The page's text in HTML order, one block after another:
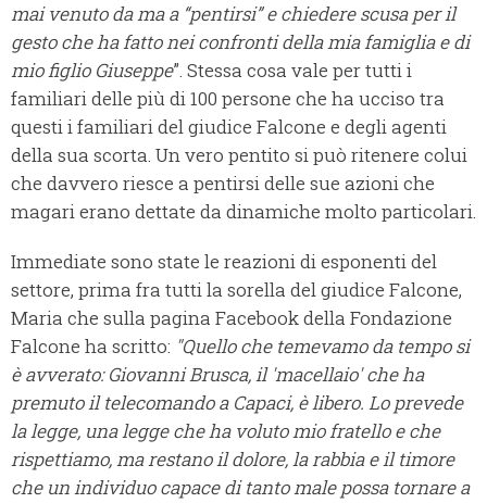
mai venuto da ma a “pentirsi” e chiedere scusa per il
gesto che ha fatto nei confronti della mia famiglia e di
mio figlio Giuseppe”. Stessa cosa vale per tutti i
familiari delle più di 100 persone che ha ucciso tra
questi i familiari del giudice Falcone e degli agenti
della sua scorta. Un vero pentito si può ritenere colui
che davvero riesce a pentirsi delle sue azioni che
magari erano dettate da dinamiche molto particolari.
Immediate sono state le reazioni di esponenti del
settore, prima fra tutti la sorella del giudice Falcone,
Maria che sulla pagina Facebook della Fondazione
Falcone ha scritto: "Quello che temevamo da tempo si
è avverato: Giovanni Brusca, il 'macellaio' che ha
premuto il telecomando a Capaci, è libero. Lo prevede
la legge, una legge che ha voluto mio fratello e che
rispettiamo, ma restano il dolore, la rabbia e il timore
che un individuo capace di tanto male possa tornare a